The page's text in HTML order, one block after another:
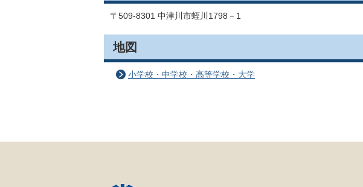
〒509-8301 中津川市蛭川1798－1
地図
小学校・中学校・高等学校・大学